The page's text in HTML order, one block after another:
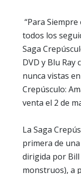
“Para
todos los
Saga
DVD y Blu Ray
nunca vistas
Crepúsculo:
venta el 2 de
La Saga
primera de
dirigida por
monstruos), a